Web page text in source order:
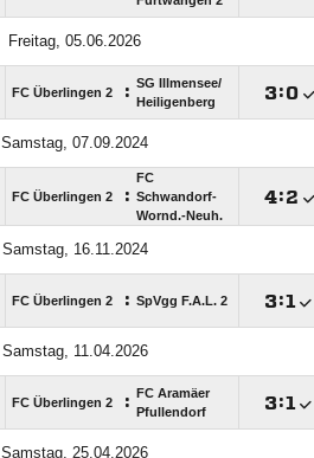
Freitag, 05.06.2026
FC Überlingen 2 : SG Illmensee/​
Heiligenberg
:
Samstag, 07.09.2024
FC Überlingen 2 :
FC
Schwandorf-
Wornd.-Neuh.
:
Samstag, 16.11.2024
FC Überlingen 2 : SpVgg F.A.L. 2 :
Samstag, 11.04.2026
FC Überlingen 2 :
FC Aramäer
Pfullendorf
:
Samstag, 25.04.2026